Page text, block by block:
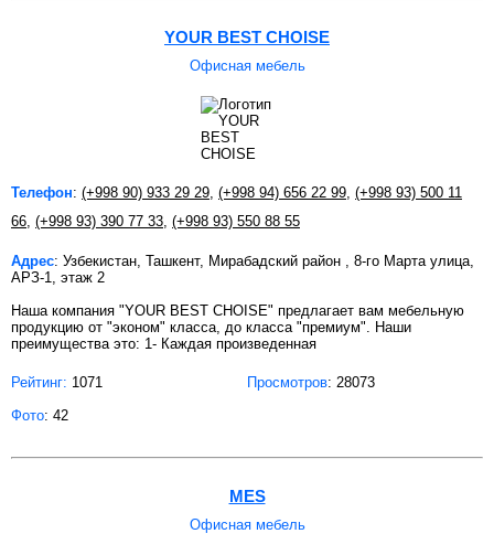
YOUR BEST CHOISE
Офисная мебель
Телефон: (+998 90) 933 29 29 (+998 94) 656 22 99 (+998 93) 500 11
66 (+998 93) 390 77 33 (+998 93) 550 88 55
Адрес: Узбекистан, Ташкент, Мирабадский район , 8-го Марта улица,
АРЗ-1, этаж 2
Наша компания "YOUR BEST CHOISE" предлагает вам мебельную
продукцию от "эконом" класса, до класса "премиум". Наши
преимущества это: 1- Каждая произведенная
Рейтинг: 1071 Просмотров: 28073
Фото: 42
MES
Офисная мебель